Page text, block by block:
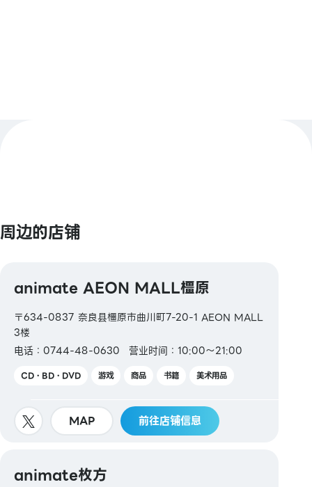
ICOCA / SUGOCA / nimoca / Hayakaken
【禮品卡・商品券】
JCB 禮品卡
【圖書券・圖書卡NEXT】
周边的店铺
animate AEON MALL橿原
〒634-0837 奈良县橿原市曲川町7-20-1 AEON MALL
3楼
电话：0744-48-0630
营业时间：10:00～21:00
CD・BD・DVD 游戏 商品 书籍 美术用品
MAP 前往店铺信息
animate枚方